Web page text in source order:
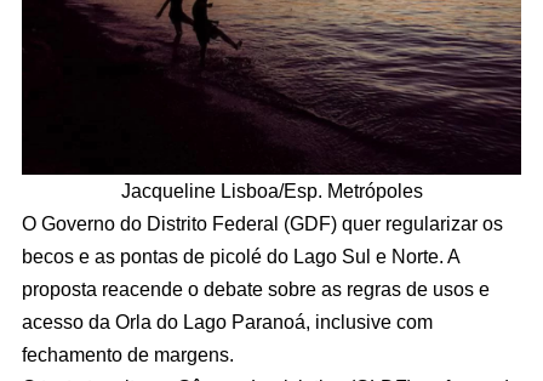
Jacqueline Lisboa/Esp. Metrópoles
O Governo do Distrito Federal (GDF) quer regularizar os
becos e as pontas de picolé do Lago Sul e Norte. A
proposta reacende o debate sobre as regras de usos e
acesso da Orla do Lago Paranoá, inclusive com
fechamento de margens.